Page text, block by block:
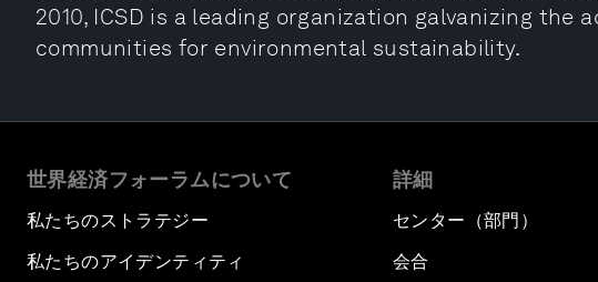
2010, ICSD is a leading organization galvanizing the
communities for environmental sustainability.
世界経済フォーラムについて
私たちのストラテジー
私たちのアイデンティティ
詳細
センター（部門）
会合